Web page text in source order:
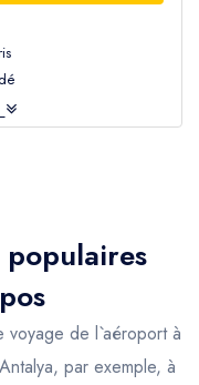
voyage de l`aéroport à
par exemple, à